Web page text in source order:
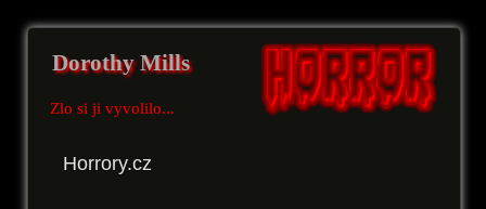
Dorothy Mills
Zlo si ji vyvolilo...
Horrory.cz